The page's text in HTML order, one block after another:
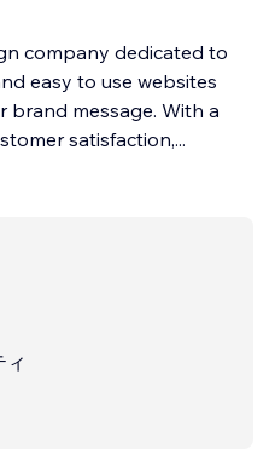
company dedicated to
easy to use websites
message. With a
satisfaction,...
ィ